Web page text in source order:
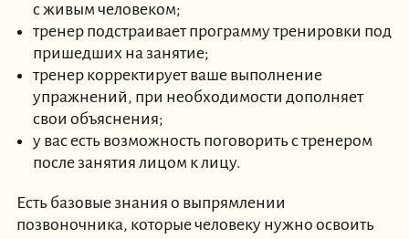
с живым человеком;
тренер подстраивает программу тренировки под
пришедших на занятие;
тренер корректирует ваше выполнение
упражнений, при необходимости дополняет
свои объяснения;
у вас есть возможность поговорить с тренером
после занятия лицом к лицу.
Есть базовые знания о выпрямлении
позвоночника, которые человеку нужно освоить